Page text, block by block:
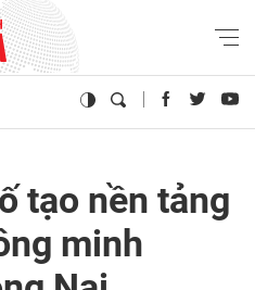
tạo nền tảng
minh